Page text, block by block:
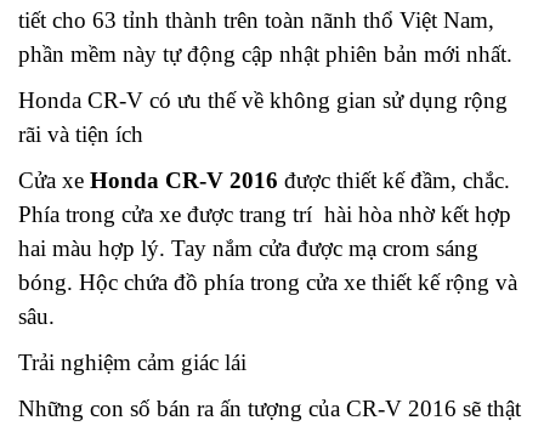
tiết cho 63 tỉnh thành trên toàn nãnh thổ Việt Nam,
phần mềm này tự động cập nhật phiên bản mới nhất.
Honda CR-V có ưu thế về không gian sử dụng rộng
rãi và tiện ích
Cửa xe Honda CR-V 2016 được thiết kế đầm, chắc.
Phía trong cửa xe được trang trí hài hòa nhờ kết hợp
hai màu hợp lý. Tay nắm cửa được mạ crom sáng
bóng. Hộc chứa đồ phía trong cửa xe thiết kế rộng và
sâu.
Trải nghiệm cảm giác lái
Những con số bán ra ấn tượng của CR-V 2016 sẽ thật